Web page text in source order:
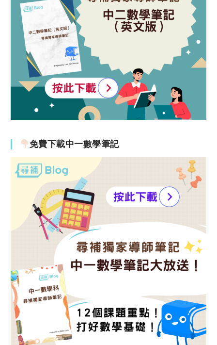
免費下載中一數學筆記